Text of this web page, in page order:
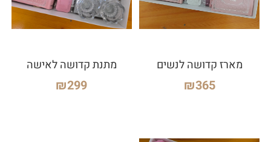
מארז קדושה לנשים
₪365
מתנת קדושה לאישה
₪299